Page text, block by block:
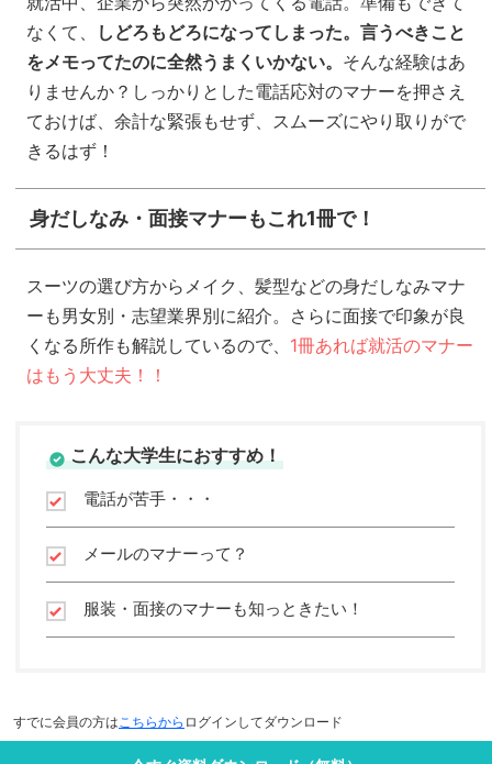
なくて、
しどろもどろになってしまった。言うべきこと
をメモってたのに全然うまくいかない。 そんな経験はあ
りませんか？しっかりとした電話応対のマナーを押さえ
ておけば、余計な緊張もせず、スムーズにやり取りがで
きるはず！
身だしなみ・面接マナーもこれ1冊で！
スーツの選び方からメイク、髪型などの身だしなみマナ
ーも男女別・志望業界別に紹介。さらに面接で印象が良
くなる所作も解説しているので、 1冊あれば就活のマナー
はもう大丈夫！！
こんな大学生におすすめ！
電話が苦手・・・
メールのマナーって？
服装・面接のマナーも知っときたい！
すでに会員の方は こちらから ログインしてダウンロード